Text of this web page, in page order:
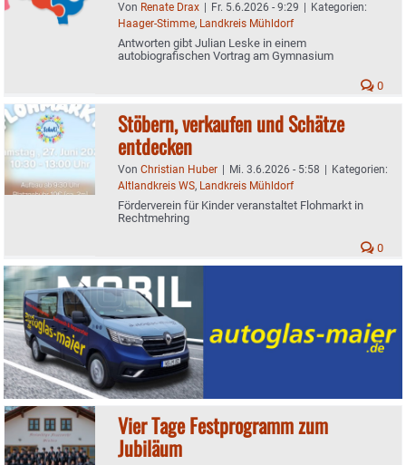
Von Renate Drax Fr. 5.6.2026 - 9:29
Kategorien:
Haager-Stimme, Landkreis Mühldorf
Antworten gibt Julian Leske in einem
autobiografischen Vortrag am Gymnasium
0
Stöbern, verkaufen und Schätze
entdecken
Von Christian Huber Mi. 3.6.2026 - 5:58
Kategorien:
Altlandkreis WS, Landkreis Mühldorf
Förderverein für Kinder veranstaltet Flohmarkt in
Rechtmehring
0
Vier Tage Festprogramm zum
Jubiläum